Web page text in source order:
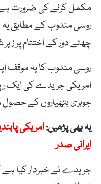
مکمل کرنے کی ضرورت
روسی مندوب کے مطابق
چھٹے دور کے اختتام پر زیر
روسی مندوب کا یہ موقف
امریکی جریدے کی ایک
جوہری ہتھیاروں کے
یہ بھی پڑھیں:امریکی
ایرانی صدر
جریدے نے خبردار کیا ہے